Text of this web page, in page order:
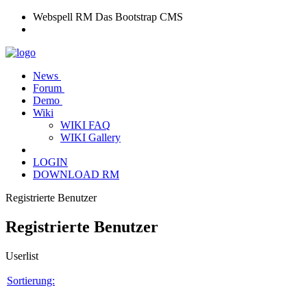
Webspell RM Das Bootstrap CMS
News
Forum
Demo
Wiki
WIKI FAQ
WIKI Gallery
LOGIN
DOWNLOAD RM
Registrierte Benutzer
Registrierte Benutzer
Userlist
Sortierung: